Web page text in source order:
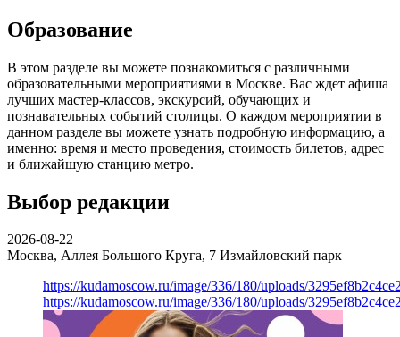
Образование
В этом разделе вы можете познакомиться с различными
образовательными мероприятиями в Москве. Вас ждет афиша
лучших мастер-классов, экскурсий, обучающих и
познавательных событий столицы. О каждом мероприятии в
данном разделе вы можете узнать подробную информацию, а
именно: время и место проведения, стоимость билетов, адрес
и ближайшую станцию метро.
Выбор редакции
2026-08-22
Москва, Аллея Большого Круга, 7 Измайловский парк
https://kudamoscow.ru/image/336/180/uploads/
https://kudamoscow.ru/image/336/180/uploads/